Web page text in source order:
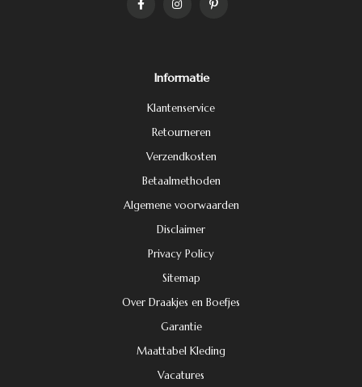
Informatie
Klantenservice
Retourneren
Verzendkosten
Betaalmethoden
Algemene voorwaarden
Disclaimer
Privacy Policy
Sitemap
Over Draakjes en Boefjes
Garantie
Maattabel Kleding
Vacatures